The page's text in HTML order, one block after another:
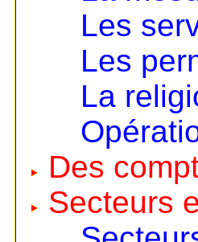
Les
Les
La
Des
Secteurs